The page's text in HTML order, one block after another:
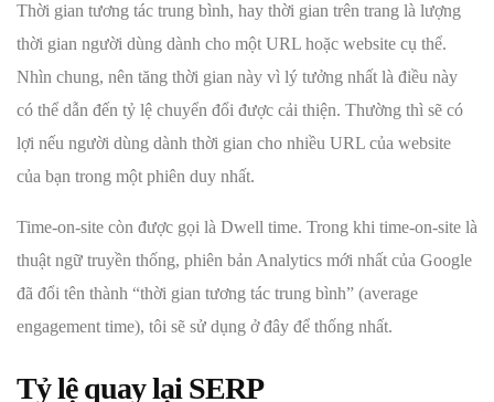
Thời gian tương tác trung bình, hay thời gian trên trang là lượng
thời gian người dùng dành cho một URL hoặc website cụ thể.
Nhìn chung, nên tăng thời gian này vì lý tưởng nhất là điều này
có thể dẫn đến tỷ lệ chuyển đổi được cải thiện. Thường thì sẽ có
lợi nếu người dùng dành thời gian cho nhiều URL của website
của bạn trong một phiên duy nhất.
Time-on-site còn được gọi là Dwell time. Trong khi time-on-site là
thuật ngữ truyền thống, phiên bản Analytics mới nhất của Google
đã đổi tên thành “thời gian tương tác trung bình” (average
engagement time), tôi sẽ sử dụng ở đây để thống nhất.
Tỷ lệ quay lại SERP